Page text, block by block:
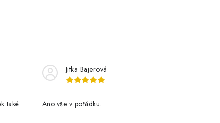
také.
Jitka Bajerová
Ano vše v pořádku.